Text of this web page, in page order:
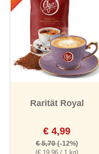
Rarität Royal
(€ 19,96 / 1 kg)
€ 4,99
€ 5,70(-12%)